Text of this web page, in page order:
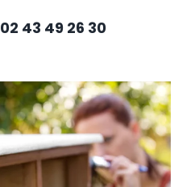
02 43 49 26 30